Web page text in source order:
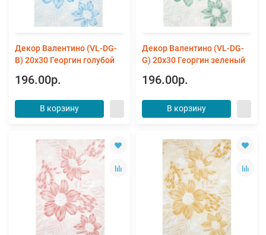
Декор Валентино (VL-DG-
B) 20x30 Георгин голубой
196.00р.
В корзину
Декор Валентино (VL-DG-
G) 20x30 Георгин зеленый
196.00р.
В корзину